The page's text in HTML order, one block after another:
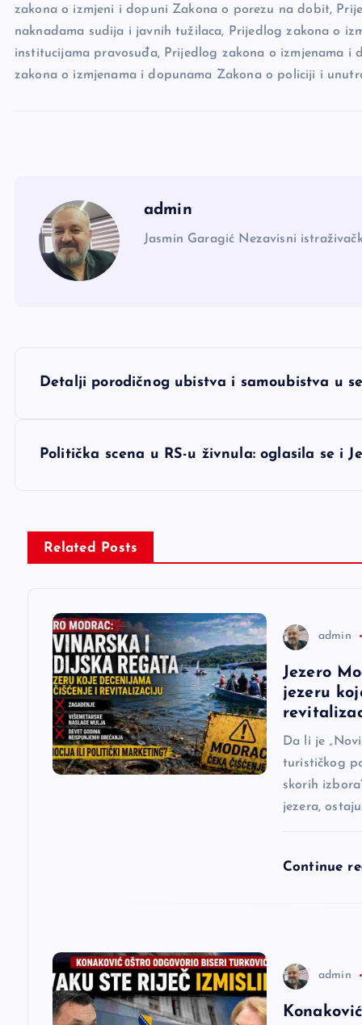
zakona o izmjeni i dopuni Zakona o porezu na dobit,
naknadama sudija i javnih tužilaca, Prijedlog zakona o
institucijama pravosuđa, Prijedlog zakona o izmjenama
zakona o izmjenama i dopunama Zakona o policiji i
admin
Jasmin Garagić Nezavisni
NDetalji porodičnog ubistva i samoubistva u
Politička scena u RS-u živnula: oglasila se i
Related Posts
admin
Jezero
jezeru
Da li je
turističkog
skorih
jezera,
Continue
admin